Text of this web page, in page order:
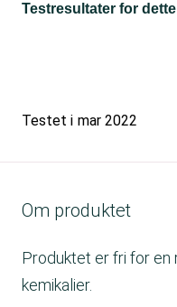
Testresultater for
Testet i mar 2022
Om produktet
Produktet er fri for
kemikalier.